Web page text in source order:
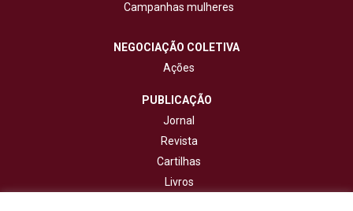
Campanhas mulheres
NEGOCIAÇÃO COLETIVA
Ações
PUBLICAÇÃO
Jornal
Revista
Cartilhas
Livros